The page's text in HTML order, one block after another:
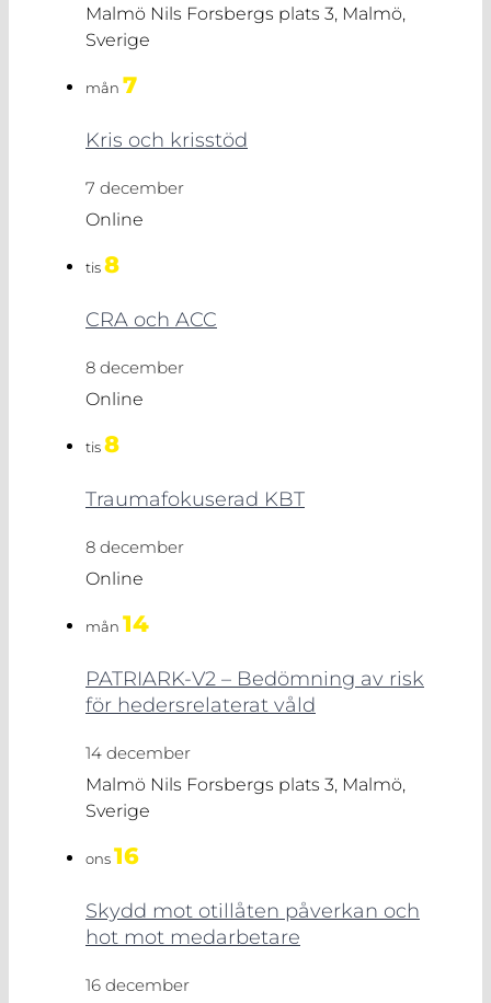
Malmö Nils Forsbergs plats 3, Malmö,
Sverige
mån 7
Kris och krisstöd
7 december
Online
tis8
CRA och ACC
8 december
Online
tis8
Traumafokuserad KBT
8 december
Online
mån 14
PATRIARK-V2 – Bedömning av risk
för hedersrelaterat våld
14 december
Malmö Nils Forsbergs plats 3, Malmö,
Sverige
ons16
Skydd mot otillåten påverkan och
hot mot medarbetare
16 december